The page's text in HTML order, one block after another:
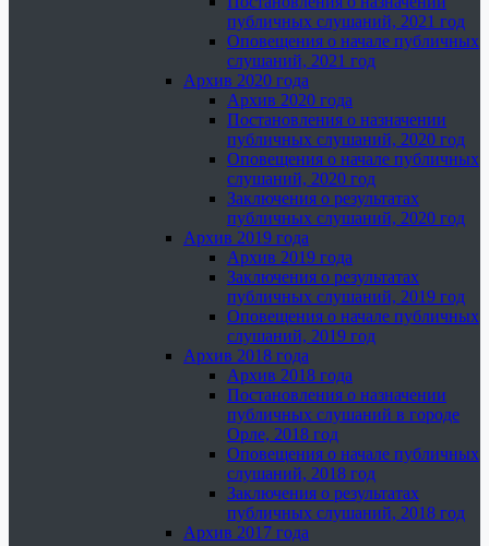
публичных слушаний, 2021 год
Оповещения о начале публичных
слушаний, 2021 год
Архив 2020 года
Архив 2020 года
Постановления о назначении
публичных слушаний, 2020 год
Оповещения о начале публичных
слушаний, 2020 год
Заключения о результатах
публичных слушаний, 2020 год
Архив 2019 года
Архив 2019 года
Заключения о результатах
публичных слушаний, 2019 год
Оповещения о начале публичных
слушаний, 2019 год
Архив 2018 года
Архив 2018 года
Постановления о назначении
публичных слушаний в городе
Орле, 2018 год
Оповещения о начале публичных
слушаний, 2018 год
Заключения о результатах
публичных слушаний, 2018 год
Архив 2017 года